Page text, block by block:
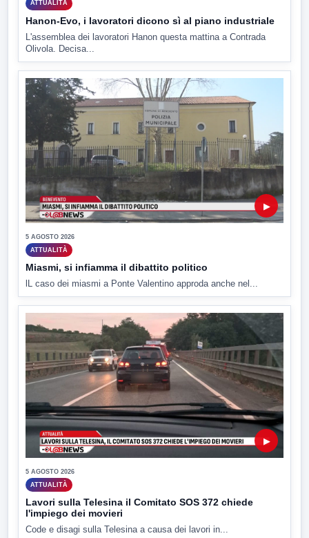
ATTUALITÀ
Hanon-Evo, i lavoratori dicono sì al piano industriale
L'assemblea dei lavoratori Hanon questa mattina a Contrada
Olivola. Decisa...
▶
5 AGOSTO 2026
ATTUALITÀ
Miasmi, si infiamma il dibattito politico
lL caso dei miasmi a Ponte Valentino approda anche nel...
▶
5 AGOSTO 2026
ATTUALITÀ
Lavori sulla Telesina il Comitato SOS 372 chiede
l'impiego dei movieri
Code e disagi sulla Telesina a causa dei lavori in...